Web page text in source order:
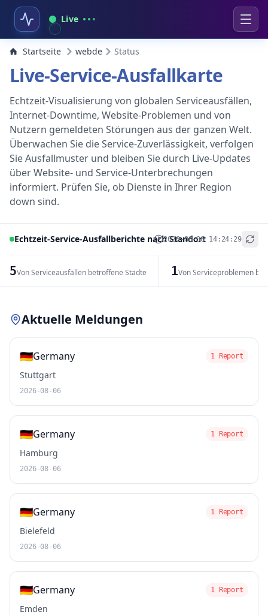
Live
Startseite webde Status
Live-Service-Ausfallkarte
Echtzeit-Visualisierung von globalen Serviceausfällen,
Internet-Downtime, Website-Problemen und von
Nutzern gemeldeten Störungen aus der ganzen Welt.
Überwachen Sie die Service-Zuverlässigkeit, verfolgen
Sie Ausfallmuster und bleiben Sie durch Live-Updates
über Website- und Service-Unterbrechungen
informiert. Prüfen Sie, ob Dienste in Ihrer Region
down sind.
Echtzeit-Service-Ausfallberichte nach Standort
2026-08-06 14:24:29
5Von Serviceausfällen betroffene Städte 1Von Serviceproblemen
+
Aktuelle Meldungen
🇩🇪Germany 1 Report
Stuttgart
2026-08-06
🇩🇪Germany 1 Report
Hamburg
2026-08-06
🇩🇪Germany 1 Report
Bielefeld
2026-08-06
🇩🇪Germany 1 Report
Emden